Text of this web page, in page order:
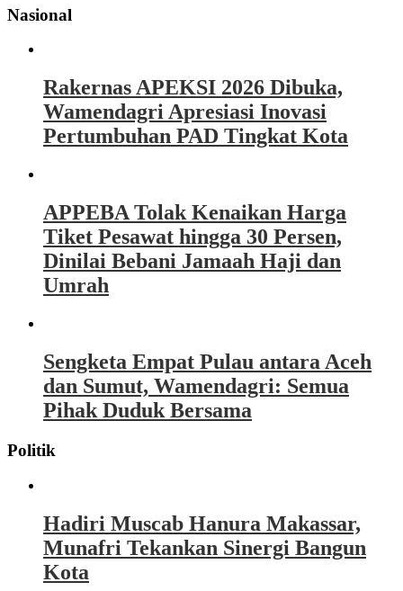
Nasional
Rakernas APEKSI 2026 Dibuka,
Wamendagri Apresiasi Inovasi
Pertumbuhan PAD Tingkat Kota
APPEBA Tolak Kenaikan Harga
Tiket Pesawat hingga 30 Persen,
Dinilai Bebani Jamaah Haji dan
Umrah
Sengketa Empat Pulau antara Aceh
dan Sumut, Wamendagri: Semua
Pihak Duduk Bersama
Politik
Hadiri Muscab Hanura Makassar,
Munafri Tekankan Sinergi Bangun
Kota